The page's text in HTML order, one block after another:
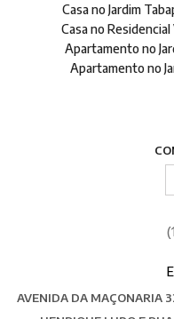
Casa no Jardim
Casa no
Apartamento no
Apartamento no
AVENIDA DA MAÇONARIA